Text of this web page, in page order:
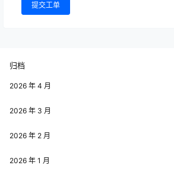
提交工单
归档
2026 年 4 月
2026 年 3 月
2026 年 2 月
2026 年 1 月